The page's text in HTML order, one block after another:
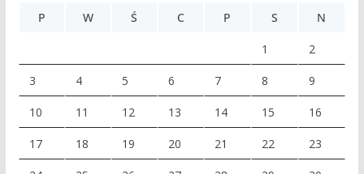
P
W Ś C P S N
1 2
3 4 5 6 7 8 9
10 11 12 13 14 15 16
17 18 19 20 21 22 23